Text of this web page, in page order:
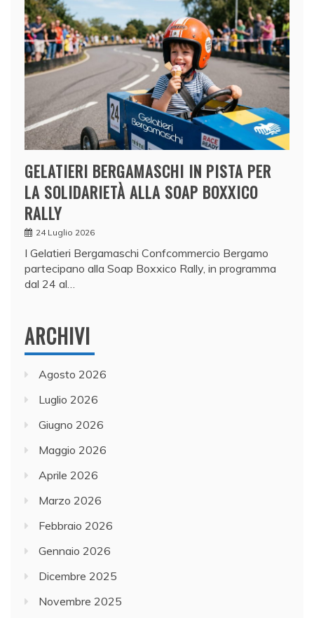
GELATIERI BERGAMASCHI IN PISTA PER
LA SOLIDARIETÀ ALLA SOAP BOXXICO
RALLY
24 Luglio 2026
I Gelatieri Bergamaschi Confcommercio Bergamo
partecipano alla Soap Boxxico Rally, in programma
dal 24 al…
ARCHIVI
Agosto 2026
Luglio 2026
Giugno 2026
Maggio 2026
Aprile 2026
Marzo 2026
Febbraio 2026
Gennaio 2026
Dicembre 2025
Novembre 2025